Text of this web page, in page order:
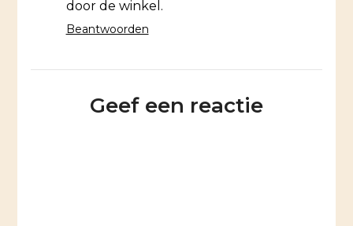
door de winkel.
Beantwoorden
Geef een reactie